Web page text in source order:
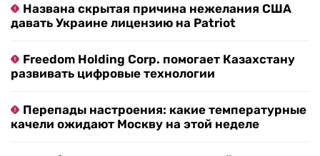
Названа скрытая причина нежелания США
давать Украине лицензию на Patriot
Freedom Holding Corp. помогает Казахстану
развивать цифровые технологии
Перепады настроения: какие температурные
качели ожидают Москву на этой неделе